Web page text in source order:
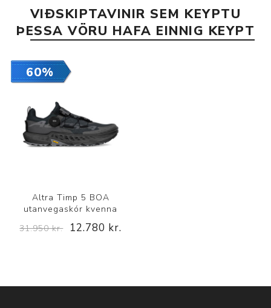
VIÐSKIPTAVINIR SEM KEYPTU
ÞESSA VÖRU HAFA EINNIG KEYPT
60%
Altra Timp 5 BOA
utanvegaskór kvenna
31.950 kr.
12.780 kr.